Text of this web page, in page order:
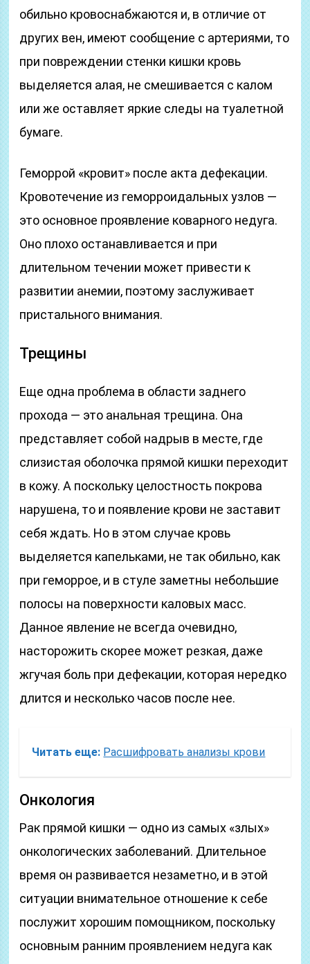
обильно кровоснабжаются и, в отличие от
других вен, имеют сообщение с артериями, то
при повреждении стенки кишки кровь
выделяется алая, не смешивается с калом
или же оставляет яркие следы на туалетной
бумаге.
Геморрой «кровит» после акта дефекации.
Кровотечение из геморроидальных узлов —
это основное проявление коварного недуга.
Оно плохо останавливается и при
длительном течении может привести к
развитии анемии, поэтому заслуживает
пристального внимания.
Трещины
Еще одна проблема в области заднего
прохода — это анальная трещина. Она
представляет собой надрыв в месте, где
слизистая оболочка прямой кишки переходит
в кожу. А поскольку целостность покрова
нарушена, то и появление крови не заставит
себя ждать. Но в этом случае кровь
выделяется капельками, не так обильно, как
при геморрое, и в стуле заметны небольшие
полосы на поверхности каловых масс.
Данное явление не всегда очевидно,
насторожить скорее может резкая, даже
жгучая боль при дефекации, которая нередко
длится и несколько часов после нее.
Читать еще: Расшифровать анализы крови
Онкология
Рак прямой кишки — одно из самых «злых»
онкологических заболеваний. Длительное
время он развивается незаметно, и в этой
ситуации внимательное отношение к себе
послужит хорошим помощником, поскольку
основным ранним проявлением недуга как